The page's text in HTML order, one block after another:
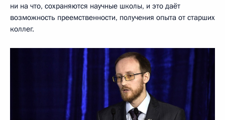
ни на что, сохраняются научные школы, и это даёт
возможность преемственности, получения опыта от старших
коллег.